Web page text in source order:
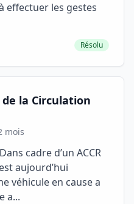
effectuer les gestes
Résolu
la Circulation
mois
cadre d’un ACCR
aujourd’hui
véhicule en cause a
a...